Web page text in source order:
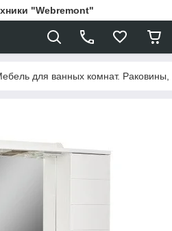
"Webremont"
для ванных комнат.